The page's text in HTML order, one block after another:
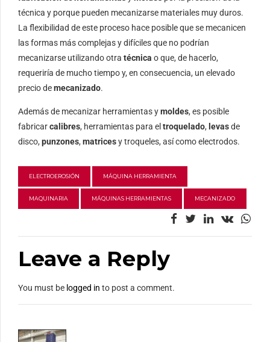
técnica y porque pueden mecanizarse materiales muy duros.
La flexibilidad de este proceso hace posible que se mecanicen
las formas más complejas y difíciles que no podrían
mecanizarse utilizando otra técnica o que, de hacerlo,
requeriría de mucho tiempo y, en consecuencia, un elevado
precio demecanizado.
Además de mecanizar herramientas ymoldes, es posible
fabricarcalibres, herramientas para el troquelado, levasde
disco, punzones, matricesy troqueles, así como electrodos.
ELECTROEROSIÓN MÁQUINA HERRAMIENTA
MAQUINARIA MÁQUINAS HERRAMIENTAS MECANIZADO
Leave a Reply
You must be logged in to post a comment.